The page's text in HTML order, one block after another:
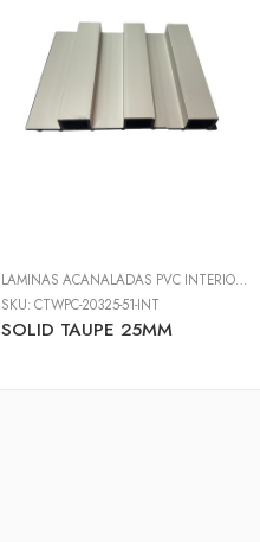
LÁMINAS DE PVC DECORATIVO
LAMINAS ACANALADAS PVC INTERIOR,
SKU:CTWPC-20325-51-INT
SOLID TAUPE 25MM